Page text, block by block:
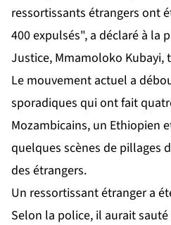
ressortissants étrangers ont
400 expulsés", a déclaré à la
Justice, Mmamoloko Kubayi,
Le mouvement actuel a
sporadiques qui ont fait
Mozambicains, un Ethiopien
quelques scènes de pillages
des étrangers.
Un ressortissant étranger a
Selon la police, il aurait